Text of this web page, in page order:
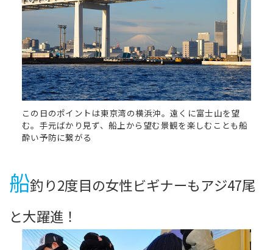
この日のポイントは東京湾の横浜沖。遠くに富士山を望
む。手元ばかり見ず、船上から望む景観を楽しむことも船
酔い予防に繋がる
船釣り2度目の女性ビギナーもアジ47尾
と大躍進！